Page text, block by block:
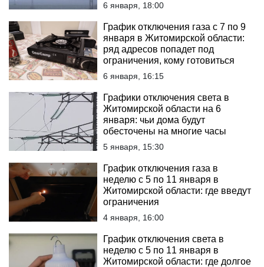
6 января, 18:00
График отключения газа с 7 по 9
января в Житомирской области:
ряд адресов попадет под
ограничения, кому готовиться
6 января, 16:15
Графики отключения света в
Житомирской области на 6
января: чьи дома будут
обесточены на многие часы
5 января, 15:30
График отключения газа в
неделю с 5 по 11 января в
Житомирской области: где введут
ограничения
4 января, 16:00
График отключения света в
неделю с 5 по 11 января в
Житомирской области: где долгое